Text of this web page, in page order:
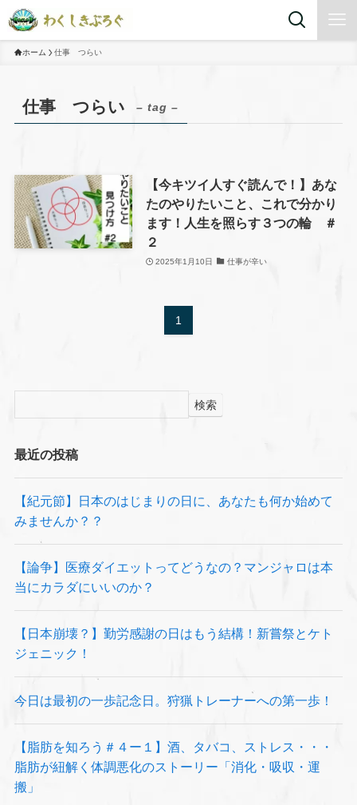
ホーム 仕事 つらい
仕事 つらい – tag –
【今キツイ人すぐ読んで！】あな
たのやりたいこと、これで分かり
ます！人生を照らす３つの輪 ＃
２
2025年1月10日 仕事が辛い
1
検索
最近の投稿
【紀元節】日本のはじまりの日に、あなたも何か始めて
みませんか？？
【論争】医療ダイエットってどうなの？マンジャロは本
当にカラダにいいのか？
【日本崩壊？】勤労感謝の日はもう結構！新嘗祭とケト
ジェニック！
今日は最初の一歩記念日。狩猟トレーナーへの第一歩！
【脂肪を知ろう＃４ー１】酒、タバコ、ストレス・・・
脂肪が紐解く体調悪化のストーリー「消化・吸収・運
搬」